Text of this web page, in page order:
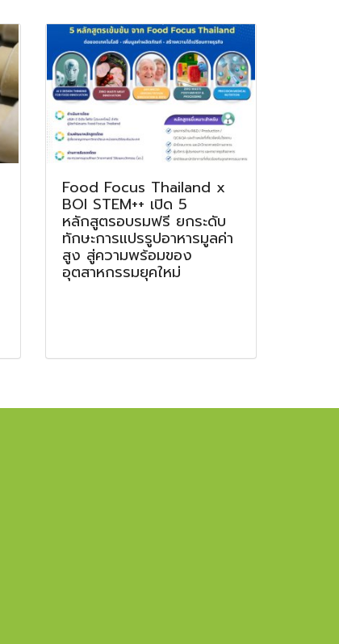
Food Focus Thailand x
BOI STEM++ เปิด 5
หลักสูตรอบรมฟรี ยกระดับ
ทักษะการแปรรูปอาหารมูลค่า
สูง สู่ความพร้อมของ
อุตสาหกรรมยุคใหม่